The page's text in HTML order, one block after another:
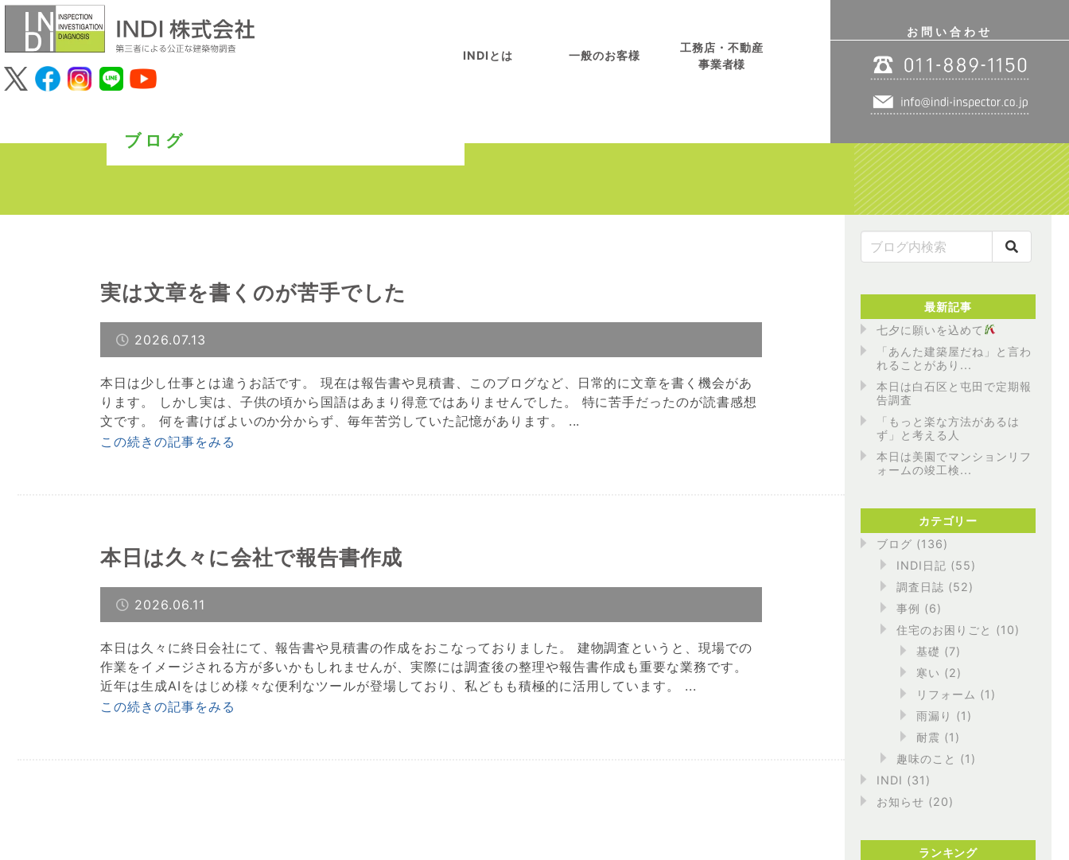
INDIとは 一般のお客様
工務店・不動産
事業者様
お問い合わせ
ブログ
実は文章を書くのが苦手でした
2026.07.13
本日は少し仕事とは違うお話です。 現在は報告書や見積書、このブログなど、日常的に文章を書く機会があ
ります。 しかし実は、子供の頃から国語はあまり得意ではありませんでした。 特に苦手だったのが読書感想
文です。 何を書けばよいのか分からず、毎年苦労していた記憶があります。 ...
この続きの記事をみる
本日は久々に会社で報告書作成
2026.06.11
本日は久々に終日会社にて、報告書や見積書の作成をおこなっておりました。 建物調査というと、現場での
作業をイメージされる方が多いかもしれませんが、実際には調査後の整理や報告書作成も重要な業務です。
近年は生成AIをはじめ様々な便利なツールが登場しており、私どもも積極的に活用しています。 ...
この続きの記事をみる
最新記事
七夕に願いを込めて
「あんた建築屋だね」と言わ
れることがあり...
本日は白石区と屯田で定期報
告調査
「もっと楽な方法があるは
ず」と考える人
本日は美園でマンションリフ
ォームの竣工検...
カテゴリー
ブログ (136)
INDI日記 (55)
調査日誌 (52)
事例 (6)
住宅のお困りごと (10)
基礎 (7)
寒い (2)
リフォーム (1)
雨漏り (1)
耐震 (1)
趣味のこと (1)
INDI (31)
お知らせ (20)
ランキング